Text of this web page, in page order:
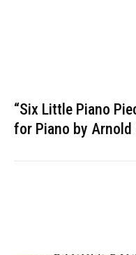
“Six Little Piano
for Piano by Arnold